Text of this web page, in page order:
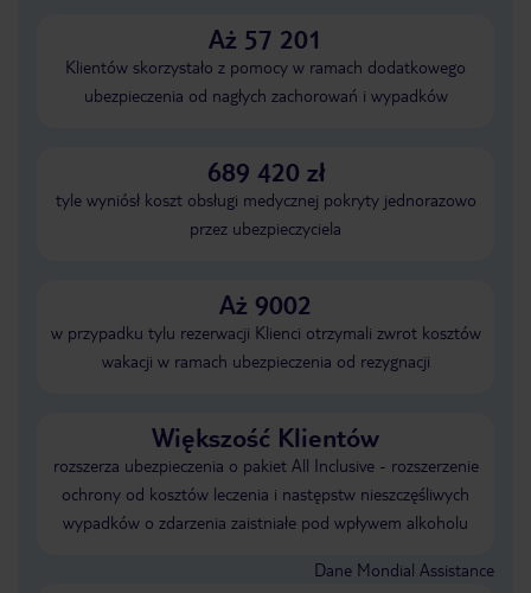
Aż 57 201
Klientów skorzystało z pomocy w ramach dodatkowego
ubezpieczenia od nagłych zachorowań i wypadków
689 420 zł
tyle wyniósł koszt obsługi medycznej pokryty jednorazowo
przez ubezpieczyciela
Aż 9002
w przypadku tylu rezerwacji Klienci otrzymali zwrot kosztów
wakacji w ramach ubezpieczenia od rezygnacji
Większość Klientów
rozszerza ubezpieczenia o pakiet All Inclusive - rozszerzenie
ochrony od kosztów leczenia i następstw nieszczęśliwych
wypadków o zdarzenia zaistniałe pod wpływem alkoholu
Dane Mondial Assistance